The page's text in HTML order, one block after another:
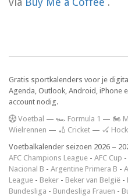
Gratis sportkalenders voor je
Agenda, Outlook, Android, iPhone
account nodig.
Voetbal — 🏎️ Formula 1 — 🏍
Wielrennen — 🏏 Cricket — 🏑
Voetbalkalender seizoen 2026 –
AFC Champions League - AFC Cup -
Nacional B - Argentine Primera B -
League - Beker - Beker van België -
Bundesliga - Bundesliga Frauen -